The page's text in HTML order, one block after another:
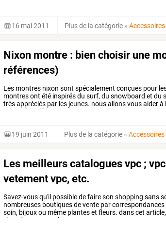
16 mai 2011 Plus de la catégorie »Accessoires
Nixon montre : bien choisir une
références)
Les montres nixon sont spécialement conçues pour
montres ont été inspirés du surf, du snowboard et du
très appréciés par les jeunes. nous allons vous aider
prix et des références.
19 juin 2011 Plus de la catégorie »Accessoires
Les meilleurs catalogues vpc ;
vetement vpc, etc.
Savez-vousqu'il possibledefaireson shopping sans
nombreuses boutiquesdevente parcorrespondances
soin, bijouxou même planteset fleurs. danscet article,
sites
de des